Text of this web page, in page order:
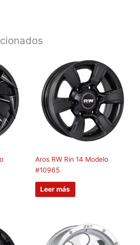
Aros RW Rin 14 Modelo
#10965
Leer más